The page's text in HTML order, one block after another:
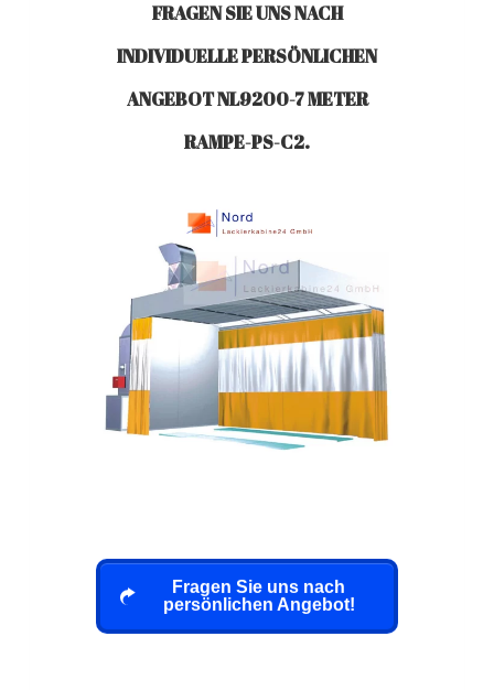
FRAGEN SIE UNS NACH
INDIVIDUELLE PERSÖNLICHEN
ANGEBOT NL9200-7 METER
RAMPE-PS-C2.
Fragen Sie uns nach
persönlichen Angebot!